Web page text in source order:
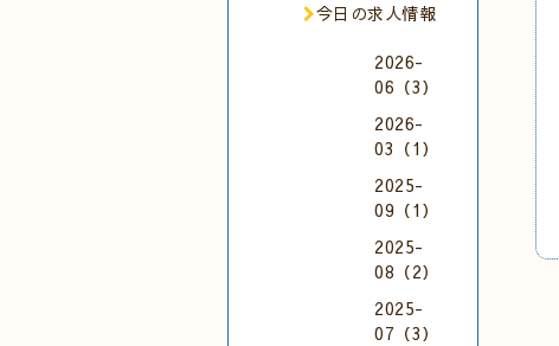
今日の求人情報
2026-
06（3）
2026-
03（1）
2025-
09（1）
2025-
08（2）
2025-
07（3）